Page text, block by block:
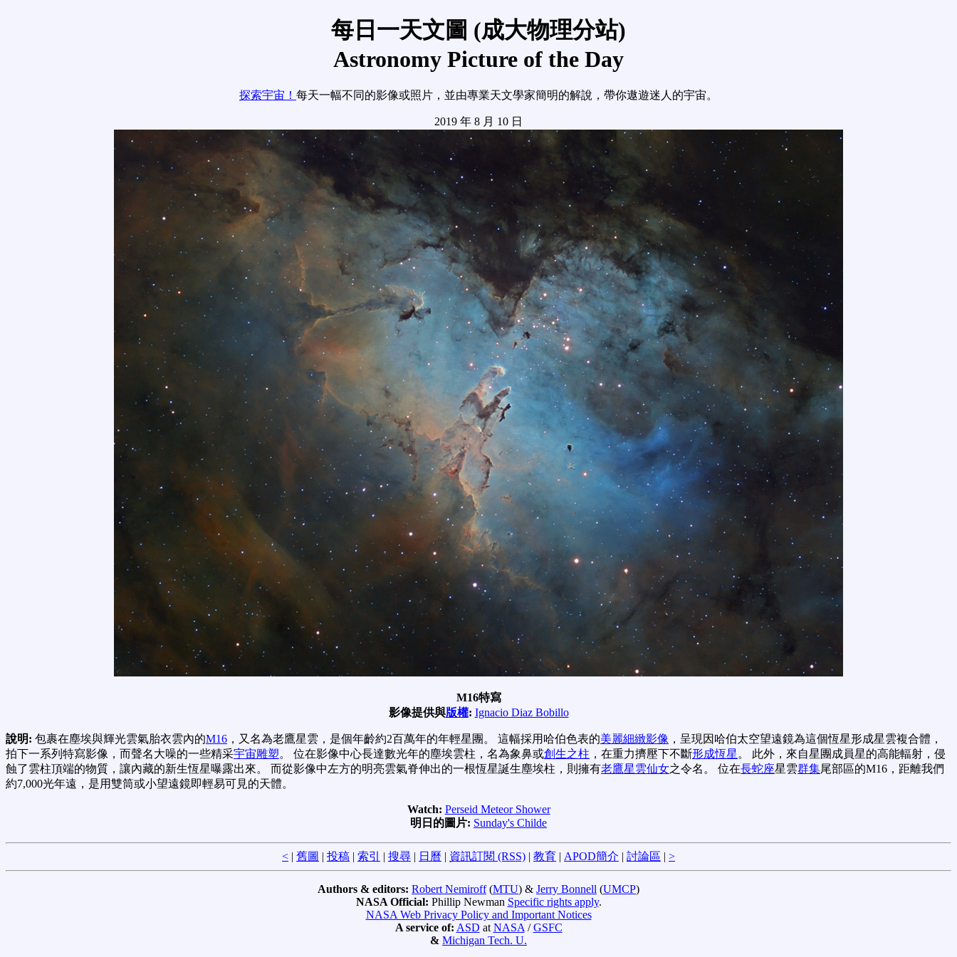
每日一天文圖 (成大物理分站)
Astronomy Picture of the Day
探索宇宙！ 每天一幅不同的影像或照片，並由專業天文學家簡明的解說，帶你遨遊迷人的宇宙。
2019 年 8 月 10 日
M16特寫
影像提供與版權: Ignacio Diaz Bobillo
說明: 包裹在塵埃與輝光雲氣胎衣雲內的M16 ，又名為老鷹星雲，是個年齡約2百萬年的年輕星團。 這幅採用哈伯色表的美麗細緻影像 ，呈現因哈伯太空望遠鏡為這個恆星形成星雲複合體，
拍下一系列特寫影像，而聲名大噪的一些精采宇宙雕塑。 位在影像中心長達數光年的塵埃雲柱，名為象鼻或創生之柱 ，在重力擠壓下不斷形成恆星 。 此外，來自星團成員星的高能輻射，侵
蝕了雲柱頂端的物質，讓內藏的新生恆星曝露出來。 而從影像中左方的明亮雲氣脊伸出的一根恆星誕生塵埃柱，則擁有老鷹星雲仙女之令名。 位在長蛇座星雲群集尾部區的M16，距離我們
約7,000光年遠，是用雙筒或小望遠鏡即輕易可見的天體。
Watch: Perseid Meteor Shower
明日的圖片: Sunday's Childe
< | 舊圖 | 投稿 | 索引 | 搜尋 | 日曆 | 資訊訂閱 (RSS) | 教育 | APOD簡介 | 討論區 | >
Authors & editors: Robert Nemiroff(MTU) & Jerry Bonnell (UMCP)
NASA Official: Phillip Newman Specific rights apply.
NASA Web Privacy Policy and Important Notices
A service of: ASD at NASA /GSFC
& Michigan Tech. U.